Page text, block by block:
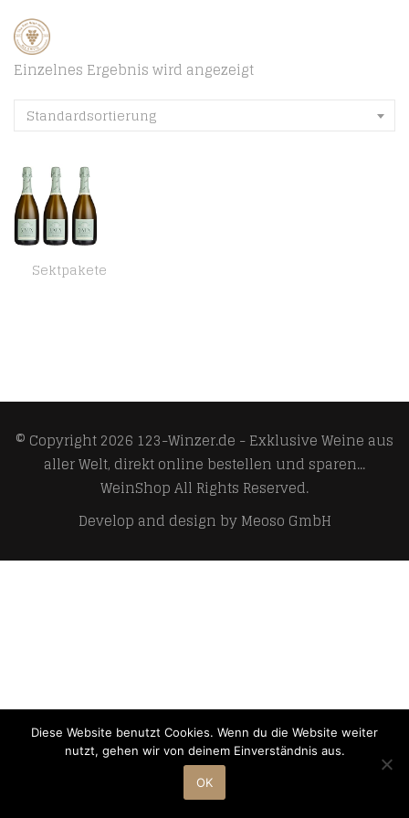
Einzelnes Ergebnis wird angezeigt
Standardsortierung
Sektpakete
© Copyright 2026 123-Winzer.de - Exklusive Weine aus
aller Welt, direkt online bestellen und sparen...
WeinShopAll Rights Reserved.
Develop and design byMeoso GmbH
Diese Website benutzt Cookies. Wenn du die Website weiter
nutzt, gehen wir von deinem Einverständnis aus.
OK